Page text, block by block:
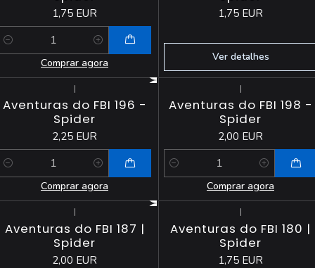
1,75 EUR
Comprar agora
1,75 EUR
Ver detalhes
|
Aventuras do FBI 196 -
Spider
2,25 EUR
Comprar agora
|
Aventuras do FBI 198 -
Spider
2,00 EUR
Quantidade
Comprar agora
|
Aventuras do FBI 187 |
Spider
2,00 EUR
|
Aventuras do FBI 180 |
Spider
1,75 EUR